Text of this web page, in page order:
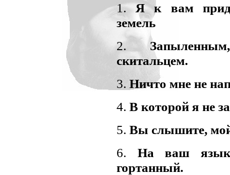
1.Я к вам
земель
2.
скитальцем.
3. Ничто мне не
4. В которой я не
5. Вы слышите,
6. На ваш
гортанный.